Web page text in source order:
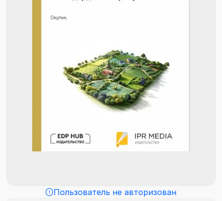
Пользователь не авторизован